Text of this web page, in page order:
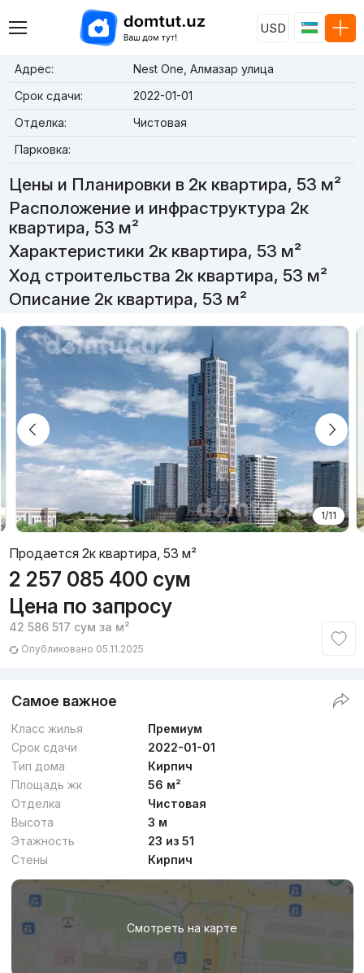
USD
Адрес:
Nest One, Алмазар улица
Срок сдачи:
2022-01-01
Отделка:
Чистовая
Парковка:
Цены и Планировки в 2к квартира, 53 м²
Расположение и инфраструктура 2к
квартира, 53 м²
Характеристики 2к квартира, 53 м²
Ход строительства 2к квартира, 53 м²
Описание 2к квартира, 53 м²
1/11
Продается 2к квартира, 53 м²
2 257 085 400 сум
Цена по запросу
42 586 517 сум за м²
Опубликовано 05.11.2025
Самое важное
Класс жилья
Премиум
Срок сдачи
2022-01-01
Тип дома
Кирпич
Площадь жк
56 м²
Отделка
Чистовая
Высота
3 м
Этажность
23 из 51
Стены
Кирпич
Смотреть на карте